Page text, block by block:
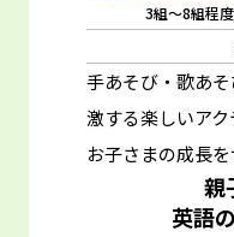
3組～8組程
手あそび・歌あ
激する楽しいアク
お子さまの成長を
親
英語